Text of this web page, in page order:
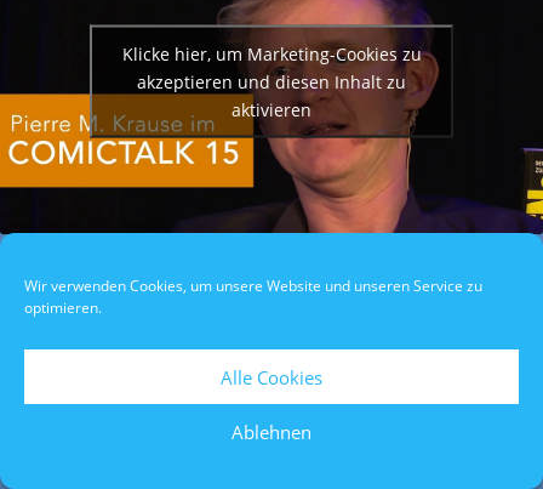
Wir verwenden Cookies, um unsere Website und unseren Service zu
optimieren.
Alle Cookies
Ablehnen
Klicke hier, um Marketing-Cookies zu
akzeptieren und diesen Inhalt zu
aktivieren
Datenschutzerklärung /Impressum/Teilnahmebedingungen